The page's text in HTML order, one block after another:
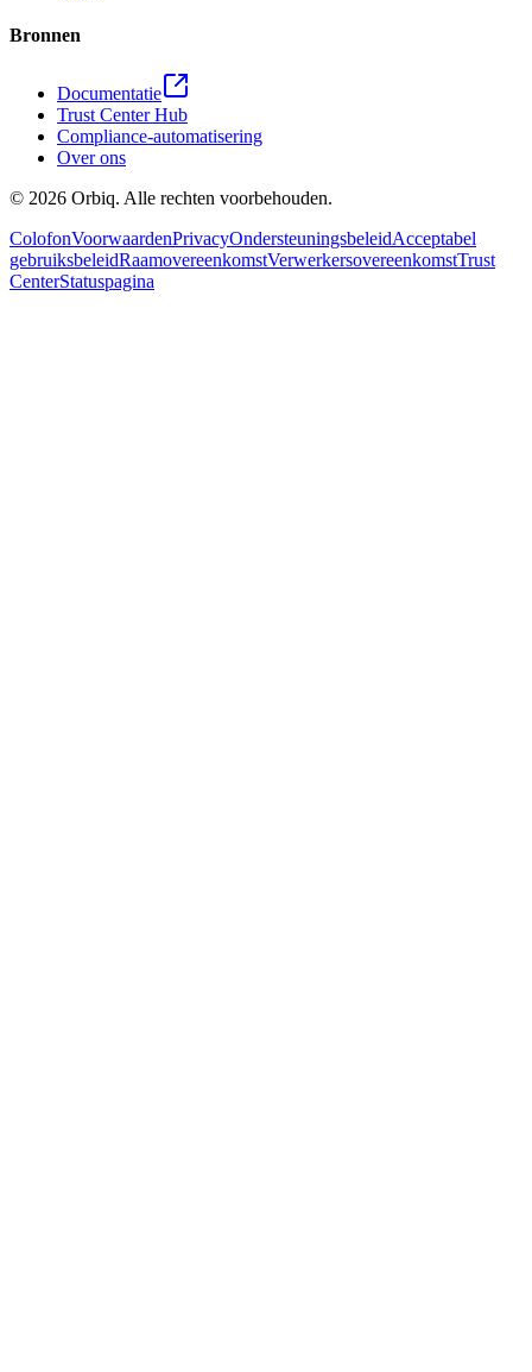
Bronnen
Documentatie
Trust Center Hub
Compliance-automatisering
Over ons
© 2026 Orbiq. Alle rechten voorbehouden.
ColofonVoorwaardenPrivacyOndersteuningsbeleidAcceptabel
gebruiksbeleidRaamovereenkomstVerwerkersovereenkomstTrust
CenterStatuspagina